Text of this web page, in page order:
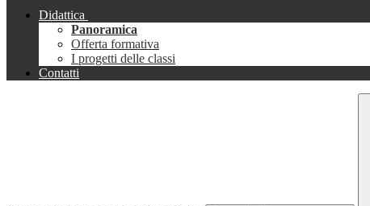
Didattica
Panoramica
Offerta formativa
I progetti delle classi
Contatti